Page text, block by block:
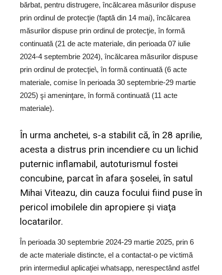
bărbat, pentru distrugere, încălcarea măsurilor dispuse
prin ordinul de protecţie (faptă din 14 mai), încălcarea
măsurilor dispuse prin ordinul de protecţie, în formă
continuată (21 de acte materiale, din perioada 07 iulie
2024-4 septembrie 2024), încălcarea măsurilor dispuse
prin ordinul de protecţie\, în formă continuată (6 acte
materiale, comise în perioada 30 septembrie-29 martie
2025) şi ameninţare, în formă continuată (11 acte
materiale).
În urma anchetei, s-a stabilit că, în 28 aprilie,
acesta a distrus prin incendiere cu un lichid
puternic inflamabil, autoturismul fostei
concubine, parcat în afara şoselei, în satul
Mihai Viteazu, din cauza focului fiind puse în
pericol imobilele din apropiere şi viaţa
locatarilor.
În perioada 30 septembrie 2024-29 martie 2025, prin 6
de acte materiale distincte, el a contactat-o pe victimă
prin intermediul aplicaţiei whatsapp, nerespectând astfel